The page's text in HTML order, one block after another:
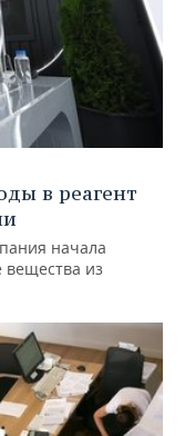
в реагент
начала
вещества из